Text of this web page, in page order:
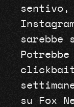
sentivo,
sarebbe
clickbait
su Fox